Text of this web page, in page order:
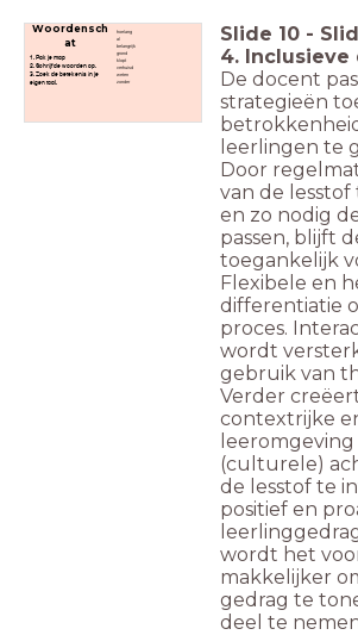
1. Pak je map
2. Schrijf de woorden op.
3. Zoek de betekenis in je
eigen taal.
hoelang
al
belangrijk
grond
klopt
verhuisd
weten
zonder
Woordensch
at
Slide 10 -
4.
De docent
strategieën
leerlingen te
Door
van de
en zo nodig
passen, blijft
toegankelijk
Flexibele en
differentiatie
proces.
wordt
gebruik van
Verder
contextrijke
(culturele)
de lesstof te
positief en
wordt het
makkelijker
gedrag te
deel te